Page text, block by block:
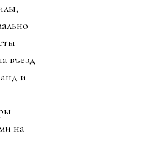
въезд
и
на